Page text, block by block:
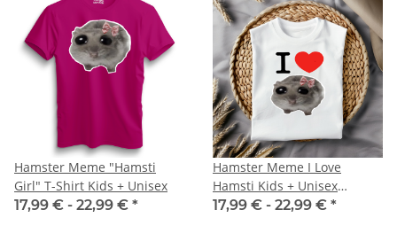
Hamster Meme "Hamsti
Girl" T-Shirt Kids + Unisex
17,99 € - 22,99 € *
Hamster Meme I Love
Hamsti Kids + Unisex
Premium T-Shirt
17,99 € - 22,99 € *